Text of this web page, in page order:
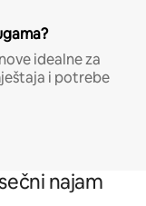
idealne za
i potrebe
najam